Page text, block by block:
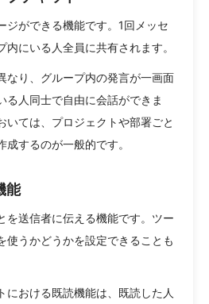
ジができる機能です。1回メッセ
にいる人全員に共有されます。
なり、グループ内の発言が一画面
る人同士で自由に会話ができま
いては、プロジェクトや部署ごと
するのが一般的です。
能
を送信者に伝える機能です。ツー
使うかどうかを設定できることも
における既読機能は、既読した人